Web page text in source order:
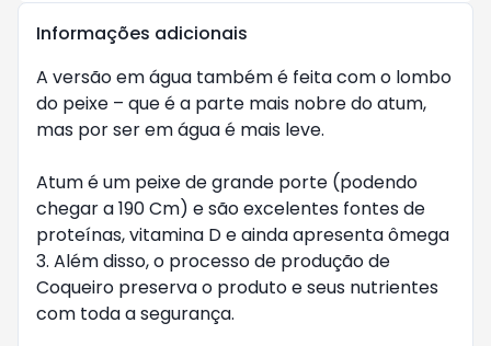
Informações adicionais
A versão em água também é feita com o lombo
do peixe – que é a parte mais nobre do atum,
mas por ser em água é mais leve.
Atum é um peixe de grande porte (podendo
chegar a 190 Cm) e são excelentes fontes de
proteínas, vitamina D e ainda apresenta ômega
3. Além disso, o processo de produção de
Coqueiro preserva o produto e seus nutrientes
com toda a segurança.